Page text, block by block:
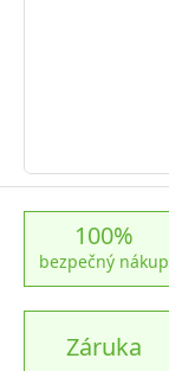
100%
bezpečný nákup
Záruka